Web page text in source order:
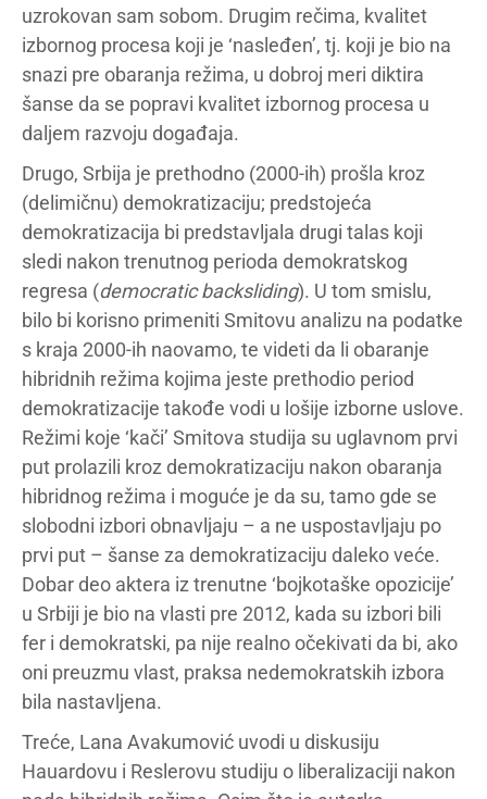
uzrokovan sam sobom. Drugim rečima, kvalitet
izbornog procesa koji je ‘nasleđen’, tj. koji je bio na
snazi pre obaranja režima, u dobroj meri diktira
šanse da se popravi kvalitet izbornog procesa u
daljem razvoju događaja.
Drugo, Srbija je prethodno (2000-ih) prošla kroz
(delimičnu) demokratizaciju; predstojeća
demokratizacija bi predstavljala drugi talas koji
sledi nakon trenutnog perioda demokratskog
regresa (democratic backsliding). U tom smislu,
bilo bi korisno primeniti Smitovu analizu na podatke
s kraja 2000-ih naovamo, te videti da li obaranje
hibridnih režima kojima jeste prethodio period
demokratizacije takođe vodi u lošije izborne uslove.
Režimi koje ‘kači’ Smitova studija su uglavnom prvi
put prolazili kroz demokratizaciju nakon obaranja
hibridnog režima i moguće je da su, tamo gde se
slobodni izbori obnavljaju – a ne uspostavljaju po
prvi put – šanse za demokratizaciju daleko veće.
Dobar deo aktera iz trenutne ‘bojkotaške opozicije’
u Srbiji je bio na vlasti pre 2012, kada su izbori bili
fer i demokratski, pa nije realno očekivati da bi, ako
oni preuzmu vlast, praksa nedemokratskih izbora
bila nastavljena.
Treće, Lana Avakumović uvodi u diskusiju
Hauardovu i Reslerovu studiju o liberalizaciji nakon